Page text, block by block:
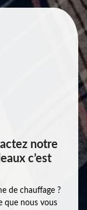
notre
c’est
de chauffage ?
que nous vous